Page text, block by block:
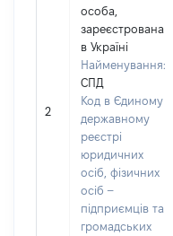
2
особа,
зареєстрована
в Україні
Найменування:
СПД
Код в Єдиному
державному
реєстрі
юридичних
осіб, фізичних
осіб –
підприємців та
громадських